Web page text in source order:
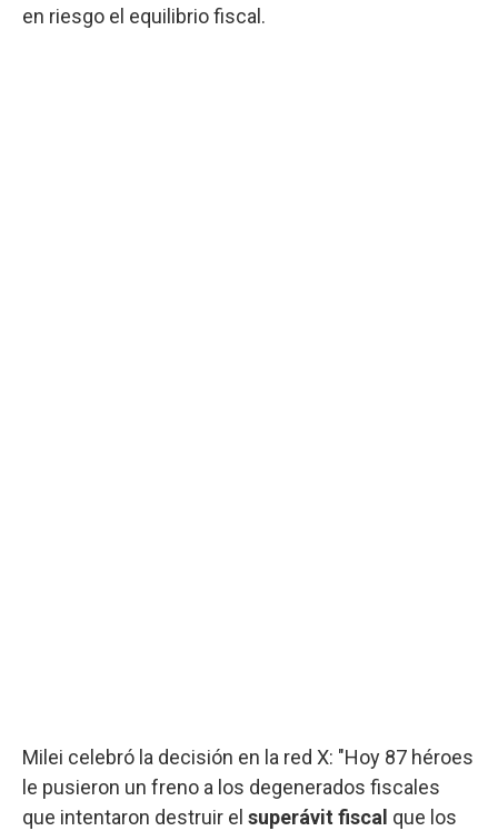
en riesgo el equilibrio fiscal.
Milei celebró la decisión en la red X: "Hoy 87 héroes
le pusieron un freno a los degenerados fiscales
que intentaron destruir el superávit fiscal que los